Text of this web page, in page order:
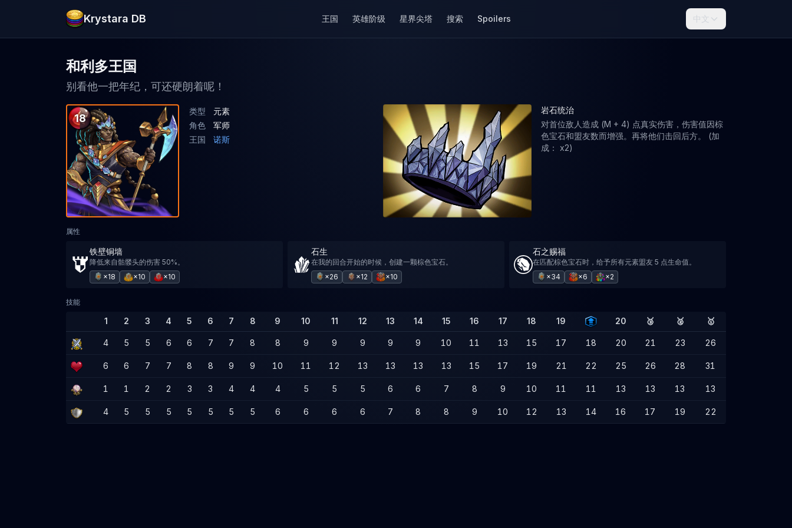
Krystara DB 王国 英雄阶级 星界尖塔 搜索 Spoilers 中文
和利多王国
别看他一把年纪，可还硬朗着呢！
18
类型
元素
角色
军师
王国
诺斯
岩石统治
对首位敌人造成 (M + 4) 点真实伤害，伤害值因棕
色宝石和盟友数而增强。再将他们击回后方。 (加
成： x2)
属性
铁壁铜墙
降低来自骷髅头的伤害 50%。
×18
×10 ×10
石生
在我的回合开始的时候，创建一颗棕色宝石。
×26
×12 ×10
石之赐福
在匹配棕色宝石时，给予所有元素盟友 5 点生命值。
×34
×6 ×2
技能
1 2 3 4 5 6 7 8 9 10 11 12 13 14 15 16 17 18 19 20 🥉 🥈 🥇
4 5 5 6 6 7 7 8 8 9 9 9 9 9 10 11 13 15 17 18 20 21 23 26
6 6 7 7 8 8 9 9 10 11 12 13 13 13 13 15 17 19 21 22 25 26 28 31
1 1 2 2 3 3 4 4 4 5 5 5 6 6 7 8 9 10 11 11 13 13 13 13
4 5 5 5 5 5 5 5 6 6 6 6 7 8 8 9 10 12 13 14 16 17 19 22